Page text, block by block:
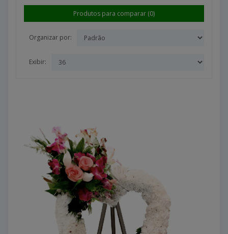
Produtos para comparar (0)
Organizar por:
Exibir: